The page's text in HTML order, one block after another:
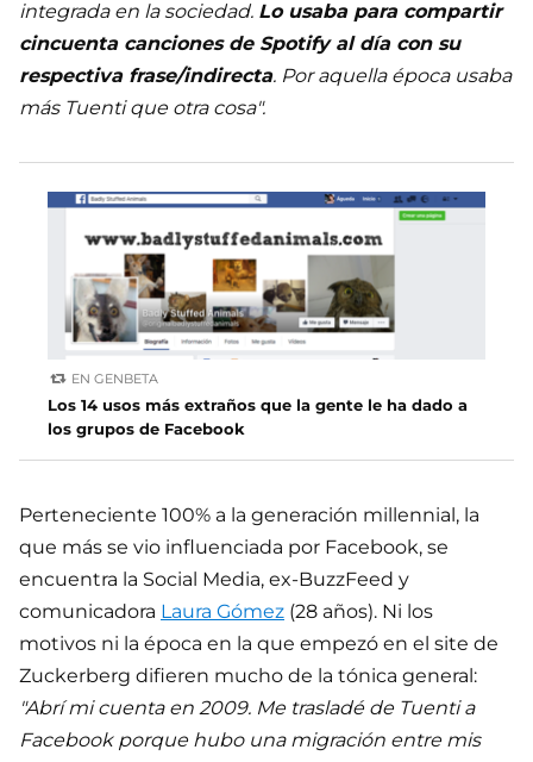
integrada en la sociedad. Lo usaba para compartir
cincuenta canciones de Spotify al día con su
respectiva frase/indirecta. Por aquella época usaba
más Tuenti que otra cosa".
EN GENBETA
Los 14 usos más extraños que la gente le ha dado a
los grupos de Facebook
Perteneciente 100% a la generación millennial, la
que más se vio influenciada por Facebook, se
encuentra la Social Media, ex-BuzzFeed y
comunicadora Laura Gómez (28 años). Ni los
motivos ni la época en la que empezó en el site de
Zuckerberg difieren mucho de la tónica general:
"Abrí mi cuenta en 2009. Me trasladé de Tuenti a
Facebook porque hubo una migración entre mis